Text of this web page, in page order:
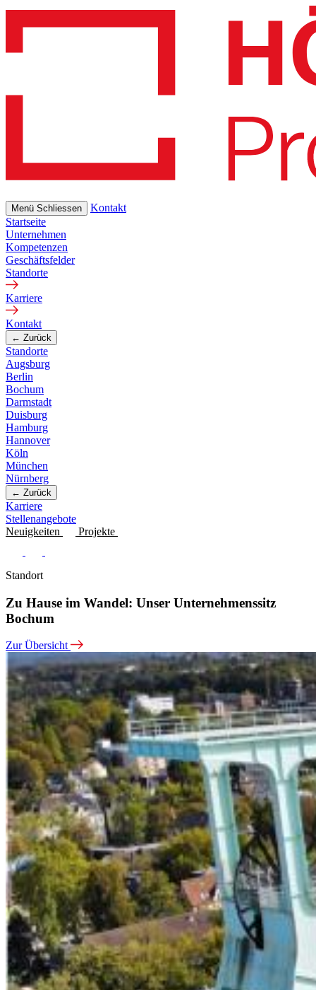
Skip
content
Menü Schliessen
Kontakt
Startseite
Unternehmen
Kompetenzen
Geschäftsfelder
Standorte
Karriere
Kontakt
← Zurück
Standorte
Augsburg
Berlin
Bochum
Darmstadt
Duisburg
Hamburg
Hannover
Köln
München
Nürnberg
← Zurück
Karriere
Stellenangebote
Neuigkeiten
Projekte
Standort
Zu Hause im Wandel: Unser Unternehmenssitz
Bochum
Zur Übersicht